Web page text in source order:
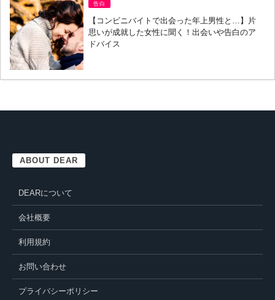
告白
【コンビニバイトで出会った年上男性と…】片
思いが成就した女性に聞く！出会いや告白のア
ドバイス
ABOUT DEAR
DEARについて
会社概要
利用規約
お問い合わせ
プライバシーポリシー